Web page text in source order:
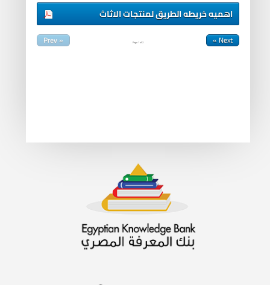
اهميه خريطه الطريق لمنتجات الاثاث
Next »
Page1of2
« Prev